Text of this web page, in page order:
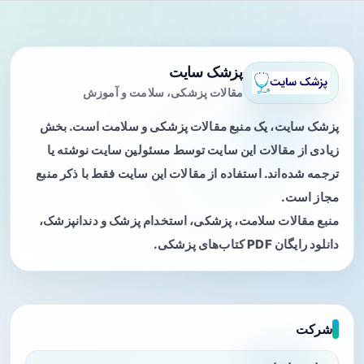
پزشک سایت
مقالات پزشکی، سلامت و آموزش
پزشک سایت، یک منبع مقالات پزشکی و سلامت است. بخش
زیادی از مقالات این سایت توسط مسئولین سایت نوشته یا
ترجمه شده‌اند. استفاده از مقالات این سایت فقط با ذکر منبع
مجاز است.
منبع مقالات سلامت، پزشکی، استخدام پزشک و دندانپزشک،
دانلود رایگان PDF کتاب‌های پزشکی.
شرکت